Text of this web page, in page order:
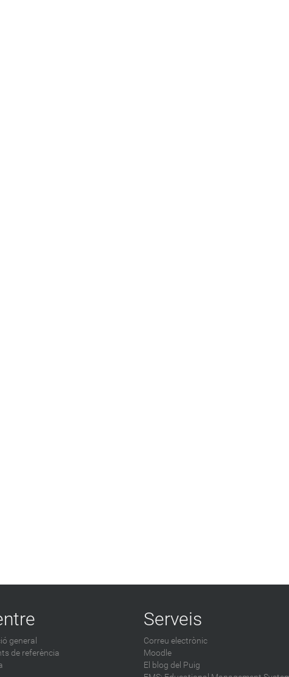
general
de referència
Serveis
Correu electrònic
Moodle
El blog del Puig